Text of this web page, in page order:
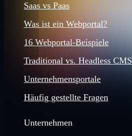
Saas vs Paas
Was ist ein Webportal?
16 Webportal-Beispiele
Traditional vs. Headless CMS
Unternehmensportale
Häufig gestellte Fragen
Unternehmen